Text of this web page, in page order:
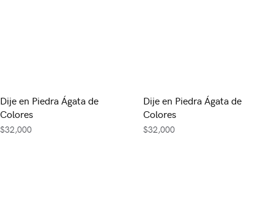
Dije en Piedra Ágata de
Colores
$32,000
Dije en Piedra Ágata de
Colores
$32,000